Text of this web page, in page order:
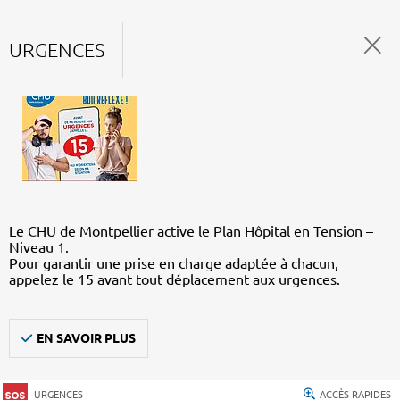
URGENCES
Le CHU de Montpellier active le Plan Hôpital en Tension –
Niveau 1.
Pour garantir une prise en charge adaptée à chacun,
appelez le 15 avant tout déplacement aux urgences.
EN SAVOIR PLUS
URGENCES ACCÈS RAPIDES